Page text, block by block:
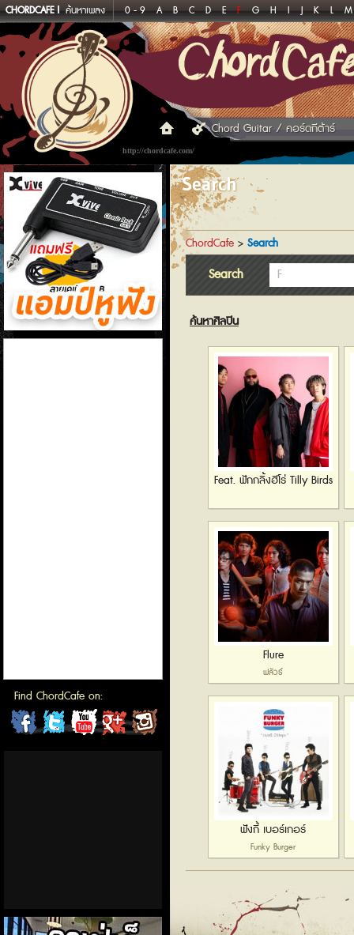
CHORDCAFE ค้นหาเพลง 0 - 9 A B C D E F G H I J K L M
http://chordcafe.com/
Chord Guitar / คอร์ดกีต้าร์
แอมป์หูฟัง
Find ChordCafe on:
ChordCafeChordCafeChordCafeChordCafe
Search
ChordCafe > Search
Search
ค้นหาศิลปิน
Feat. ฟักกลิ้งฮีโร่ Tilly Birds
Flure
ฟลัวร์
ฟังกี้ เบอร์เกอร์
Funky Burger